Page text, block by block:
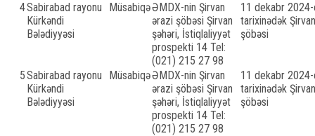
4Sabirabad rayonu
Kürkəndi
Bələdiyyəsi
MüsabiqəƏMDX-nin Şirvan
ərazi şöbəsi Şirvan
şəhəri, İstiqlaliyyət
prospekti 14 Tel:
(021) 215 27 98
11 dekabr
tarixinədək
şöbəsi
5Sabirabad rayonu
Kürkəndi
Bələdiyyəsi
MüsabiqəƏMDX-nin Şirvan
ərazi şöbəsi Şirvan
şəhəri, İstiqlaliyyət
prospekti 14 Tel:
(021) 215 27 98
11 dekabr
tarixinədək
şöbəsi